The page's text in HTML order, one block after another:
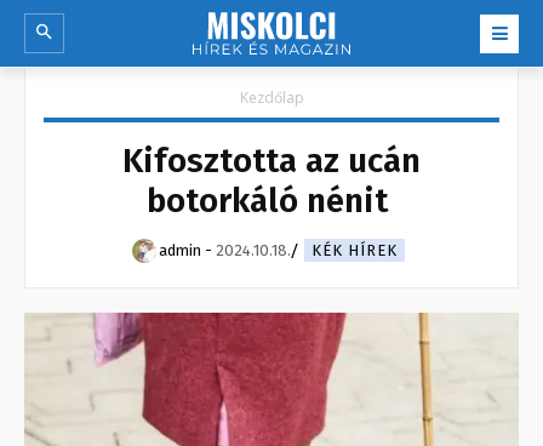
Kezdőlap
Kifosztotta az ucán
botorkáló nénit
admin - 2024.10.18. KÉK HÍREK